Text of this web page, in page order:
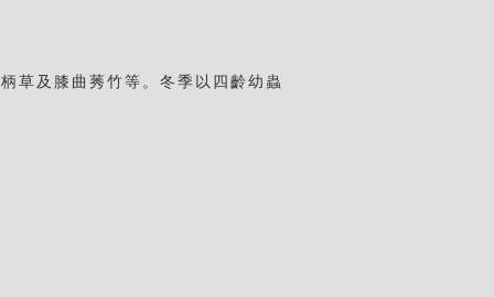
草及膝曲莠竹等。冬季以四齡幼蟲